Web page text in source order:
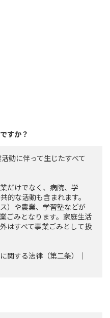
すか？
動に伴って生じたすべて
だけでなく、病院、学
的な活動も含まれます。
）や農業、学習塾などが
ごみとなります。家庭生活
はすべて事業ごみとして扱
関する法律（第二条）｜